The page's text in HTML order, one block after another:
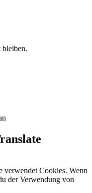
verwendet Cookies. Wenn
der Verwendung von